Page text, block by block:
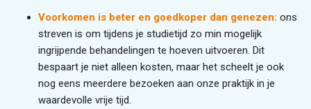
Voorkomen is beter en goedkoper dan genezen: ons
streven is om tijdens je studietijd zo min mogelijk
ingrijpende behandelingen te hoeven uitvoeren. Dit
bespaart je niet alleen kosten, maar het scheelt je ook
nog eens meerdere bezoeken aan onze praktijk in je
waardevolle vrije tijd.